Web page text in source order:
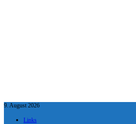
9. August 2026
Links